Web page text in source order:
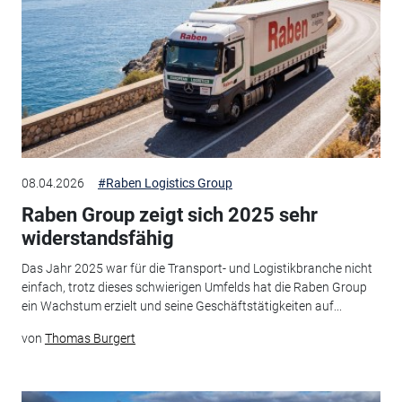
08.04.2026 #Raben Logistics Group
Raben Group zeigt sich 2025 sehr
widerstandsfähig
Das Jahr 2025 war für die Transport- und Logistikbranche nicht
einfach, trotz dieses schwierigen Umfelds hat die Raben Group
ein Wachstum erzielt und seine Geschäftstätigkeiten auf...
von Thomas Burgert